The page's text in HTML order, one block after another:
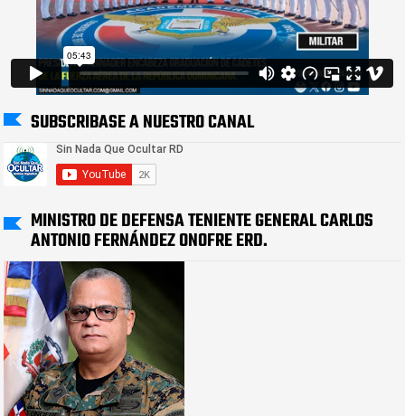
SUBSCRIBASE A NUESTRO CANAL
MINISTRO DE DEFENSA TENIENTE GENERAL CARLOS
ANTONIO FERNÁNDEZ ONOFRE ERD.